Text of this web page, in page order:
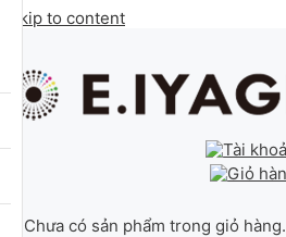
Skip to content
Chưa có sản phẩm trong giỏ hàng.